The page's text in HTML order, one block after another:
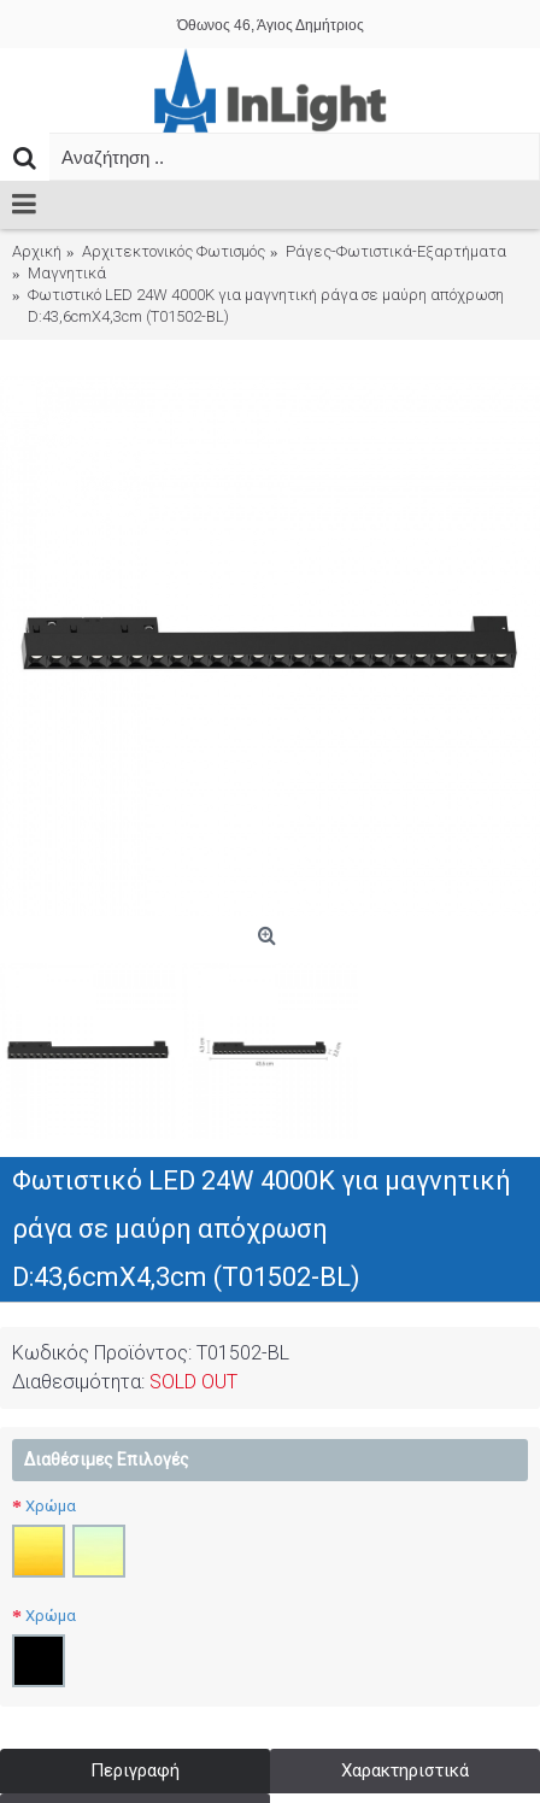
Όθωνος 46, Άγιος Δημήτριος
Αρχική Αρχιτεκτονικός Φωτισμός
Ράγες-Φωτιστικά-Εξαρτήματα
Μαγνητικά
Φωτιστικό LED 24W 4000K για μαγνητική ράγα σε μαύρη απόχρωση
D:43,6cmX4,3cm (T01502-BL)
Φωτιστικό LED 24W 4000K για μαγνητική
ράγα σε μαύρη απόχρωση
D:43,6cmX4,3cm (T01502-BL)
Κωδικός Προϊόντος: T01502-BL
Διαθεσιμότητα: SOLD OUT
Διαθέσιμες Επιλογές
Χρώμα
Χρώμα
Περιγραφή Χαρακτηριστικά